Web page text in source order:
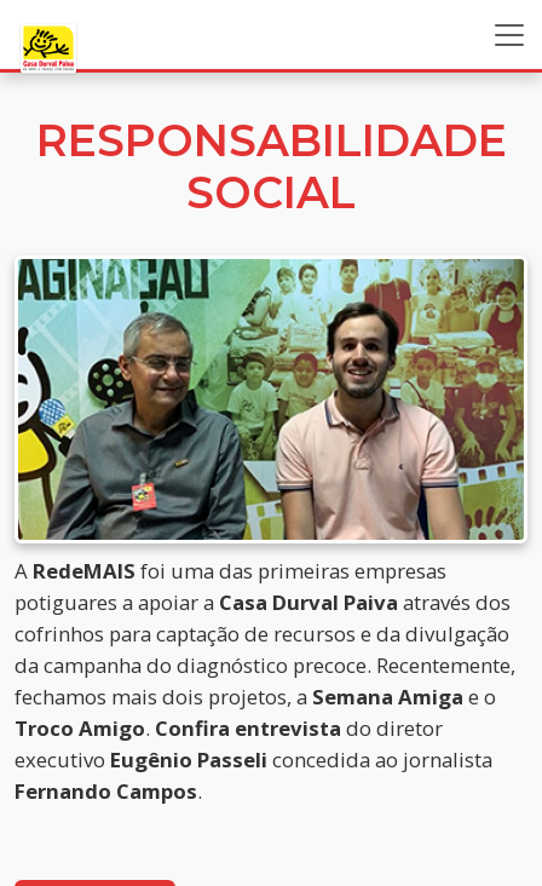
RESPONSABILIDADE
SOCIAL
A RedeMAIS foi uma das primeiras empresas
potiguares a apoiar a Casa Durval Paiva através dos
cofrinhos para captação de recursos e da divulgação
da campanha do diagnóstico precoce. Recentemente,
fechamos mais dois projetos, a Semana Amiga e o
Troco Amigo. Confira entrevista do diretor
executivo Eugênio Passeli concedida ao jornalista
Fernando Campos.